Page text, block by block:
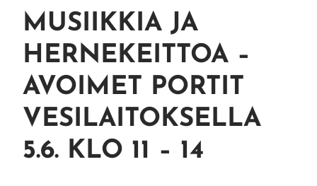
MUSIIKKIA JA
HERNEKEITTOA –
AVOIMET PORTIT
VESILAITOKSELLA
5.6. KLO 11 – 14